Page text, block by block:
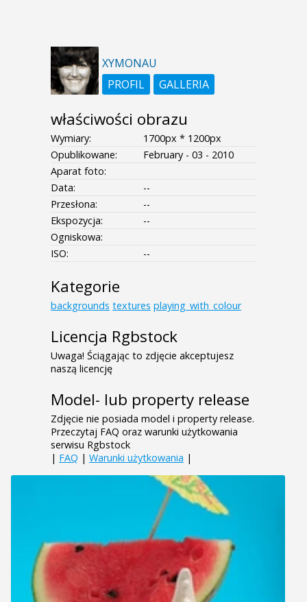
XYMONAU
PROFIL
GALLERIA
właściwości obrazu
Wymiary:
1700px * 1200px
Opublikowane:
February - 03 - 2010
Aparat foto:
Data:
--
Przesłona:
--
Ekspozycja:
--
Ogniskowa:
ISO:
--
Kategorie
backgrounds textures playing_with_colour
Licencja Rgbstock
Uwaga! Ściągając to zdjęcie akceptujesz
naszą licencję
Model- lub property release
Zdjęcie nie posiada model i property release.
Przeczytaj FAQ oraz warunki użytkowania
serwisu Rgbstock
| FAQ | Warunki użytkowania |